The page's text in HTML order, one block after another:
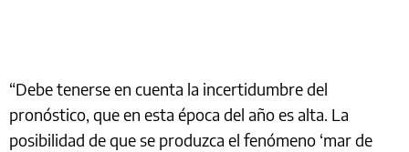
“Debe tenerse en cuenta la incertidumbre del
pronóstico, que en esta época del año es alta. La
posibilidad de que se produzca el fenómeno ‘mar de